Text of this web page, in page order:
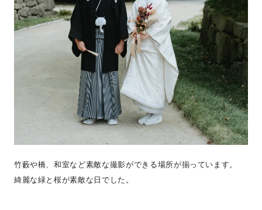
竹藪や橋、和室など素敵な撮影ができる場所が揃っています。
綺麗な緑と桜が素敵な日でした。